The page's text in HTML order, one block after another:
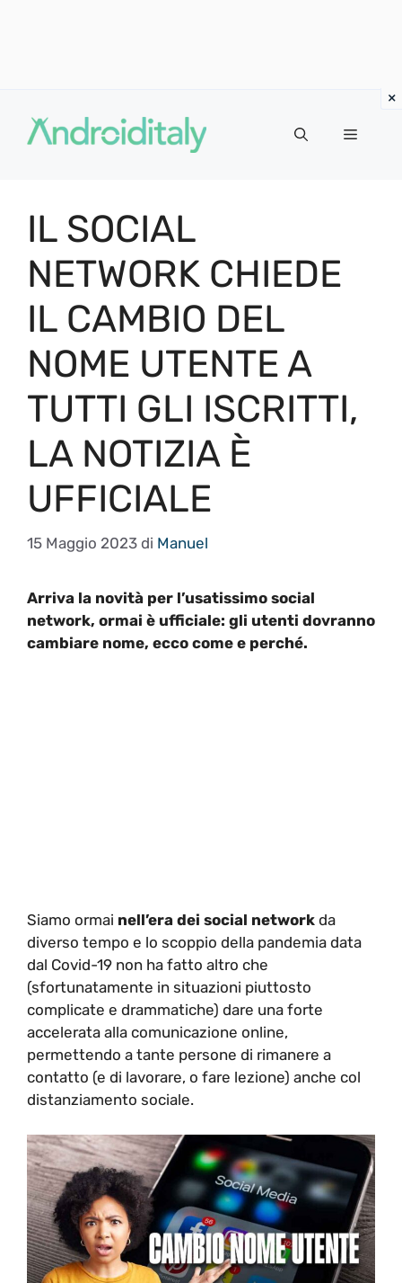
contenuto
MENU
IL SOCIAL
NETWORK CHIEDE
IL CAMBIO DEL
NOME UTENTE A
TUTTI GLI ISCRITTI,
LA NOTIZIA È
UFFICIALE
15 Maggio 2023 di Manuel
Arriva la novità per l’usatissimo social
network, ormai è ufficiale: gli utenti dovranno
cambiare nome, ecco come e perché.
Siamo ormai nell’era dei social network da
diverso tempo e lo scoppio della pandemia data
dal Covid-19 non ha fatto altro che
(sfortunatamente in situazioni piuttosto
complicate e drammatiche) dare una forte
accelerata alla comunicazione online,
permettendo a tante persone di rimanere a
contatto (e di lavorare, o fare lezione) anche col
distanziamento sociale.